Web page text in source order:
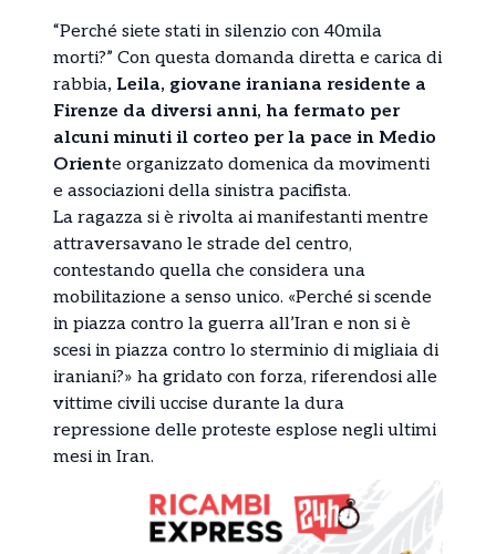
“Perché siete stati in silenzio con 40mila
morti?” Con questa domanda diretta e carica di
rabbia, Leila, giovane iraniana residente a
Firenze da diversi anni, ha fermato per
alcuni minuti il corteo per la pace in Medio
Oriente organizzato domenica da movimenti
e associazioni della sinistra pacifista.
La ragazza si è rivolta ai manifestanti mentre
attraversavano le strade del centro,
contestando quella che considera una
mobilitazione a senso unico. «Perché si scende
in piazza contro la guerra all’Iran e non si è
scesi in piazza contro lo sterminio di migliaia di
iraniani?» ha gridato con forza, riferendosi alle
vittime civili uccise durante la dura
repressione delle proteste esplose negli ultimi
mesi in Iran.